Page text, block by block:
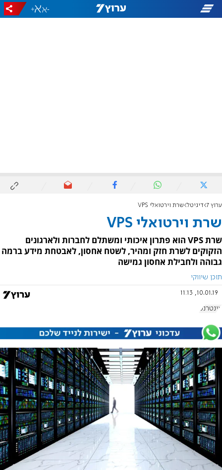
-
+
ערוץ 7 דיגיטל שרת וירטואלי VPS
שרת וירטואלי VPS
שרת VPS הוא פתרון איכותי ומשתלם לחברות ולארגונים
הזקוקים לשרת חזק ומהיר, לשטח אחסון, לאבטחת מידע ברמה
גבוהה ולחבילת אחסון גמישה
תוכן שיווקי
10.01.19, 11:13
אינטרנט